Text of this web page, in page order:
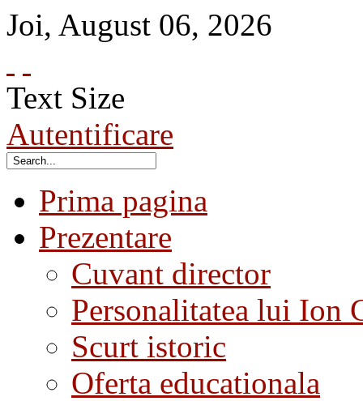
Joi, August 06, 2026
Text Size
Autentificare
Prima pagina
Prezentare
Cuvant director
Personalitatea lui Ion
Scurt istoric
Oferta educationala